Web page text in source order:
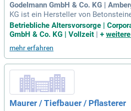
Godelmann GmbH & Co. KG |
KG ist ein Hersteller von
ßenbereich. Das Unternehmen
n Fliesen, Pflastersteinen,
oolbereichen.
Betriebliche Altersvorsorge |
GmbH & Co. KG | Vollzeit | +
mehr erfahren
Maurer / Tiefbauer / Pflasterer